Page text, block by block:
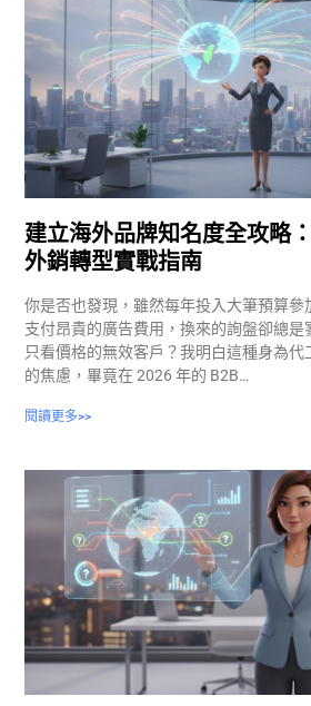
建立海外品牌知名度全攻略
外銷轉型實戰指南
你是否也發現，雖然每年投入大筆預算參
支付昂貴的廣告費用，換來的詢盤卻總
只看價格的無效客戶？我明白這種身為
的焦慮，畢竟在 2026 年的 B2B…
閱讀更多>>